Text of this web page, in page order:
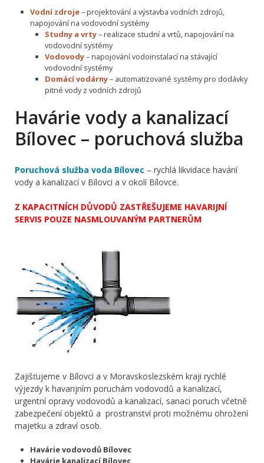
Vodní zdroje– projektování a výstavba vodních zdrojů,
napojování na vodovodní systémy
Studny a vrty– realizace studní a vrtů, napojování na
vodovodní systémy
Vodovody– napojování vodoinstalací na stávající
vodovodní systémy
Domácí vodárny– automatizované systémy pro dodávky
pitné vody z vodních zdrojů
Havárie vody a kanalizací
Bílovec – poruchová služba
Poruchová služba voda Bílovec – rychlá likvidace havárií
vody a kanalizací v Bílovci a v okolí Bílovce.
Z KAPACITNÍCH DŮVODŮ ZASTŘEŠUJEME HAVARIJNÍ
SERVIS POUZE NASMLOUVANÝM PARTNERŮM
Zajišťujeme v Bílovci a v Moravskoslezském kraji rychlé
výjezdy k havarijním poruchám vodovodů a kanalizací,
urgentní opravy vodovodů a kanalizací, sanaci poruch včetně
zabezpečení objektů a prostranství proti možnému ohrožení
majetku a zdraví osob.
Havárie vodovodů Bílovec